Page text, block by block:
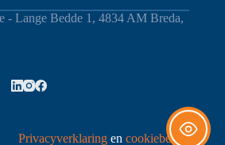
- Lange Bedde 1, 4834 AM Breda,
Privacyverklaring encookiebeleid